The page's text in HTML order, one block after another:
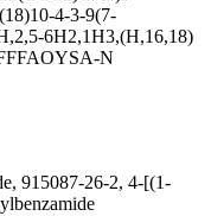
4-3-9(7-
6H2,1H3,(H,16,18)
N
915087-26-2, 4-[(1-